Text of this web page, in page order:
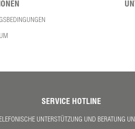
SERVICE HOTLINE
UNTERSTÜTZUNG UND BERATUNG